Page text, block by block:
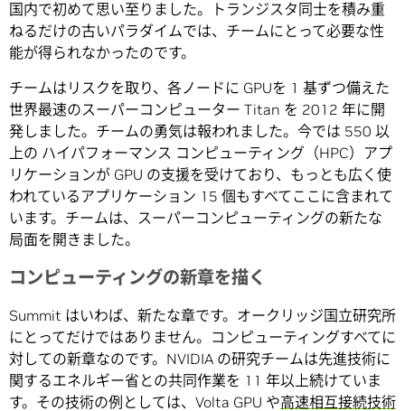
国内で初めて思い至りました。トランジスタ同士を積み重
ねるだけの古いパラダイムでは、チームにとって必要な性
能が得られなかったのです。
チームはリスクを取り、各ノードに GPUを 1 基ずつ備えた
世界最速のスーパーコンピューター Titan を 2012 年に開
発しました。チームの勇気は報われました。今では 550 以
上の ハイパフォーマンス コンピューティング（HPC）アプ
リケーションが GPU の支援を受けており、もっとも広く使
われているアプリケーション 15 個もすべてここに含まれて
います。チームは、スーパーコンピューティングの新たな
局面を開きました。
コンピューティングの新章を描く
Summit はいわば、新たな章です。オークリッジ国立研究所
にとってだけではありません。コンピューティングすべてに
対しての新章なのです。NVIDIA の研究チームは先進技術に
関するエネルギー省との共同作業を 11 年以上続けていま
す。その技術の例としては、Volta GPU や高速相互接続技術